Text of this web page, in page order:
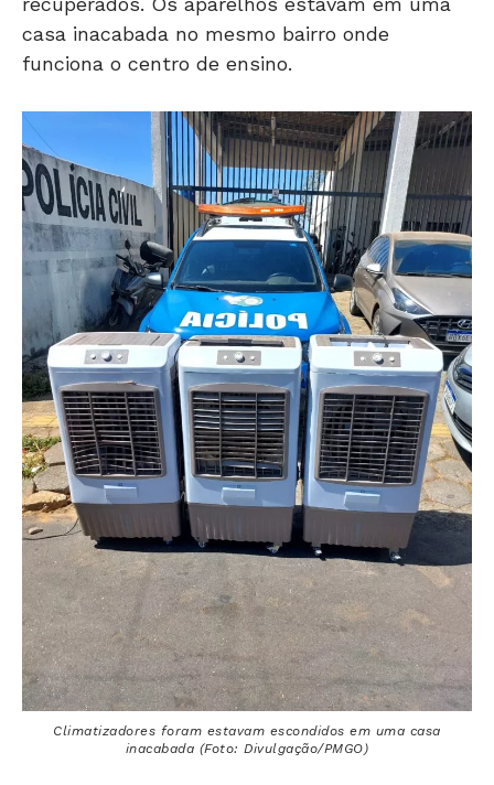
casa inacabada no mesmo bairro onde
funciona o centro de ensino.
Climatizadores foram estavam escondidos em uma casa
inacabada (Foto: Divulgação/PMGO)